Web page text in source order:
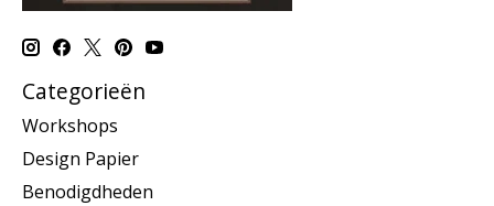
Categorieën
Workshops
Design Papier
Benodigdheden